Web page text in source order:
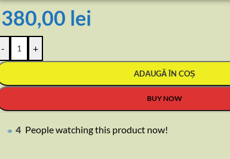
380,00 lei
- +
ADAUGĂ ÎN COȘ
BUY NOW
5 People watching this product now!